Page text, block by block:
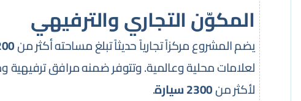
المكوّن التجاري والترفيهي
يضم المشروع مركزاً تجارياً حديثاً تبلغ مساحته أكثر من200 ألف
لعلامات محلية وعالمية. وتتوفر ضمنه مرافق
لأكثر من2300 سيارة .